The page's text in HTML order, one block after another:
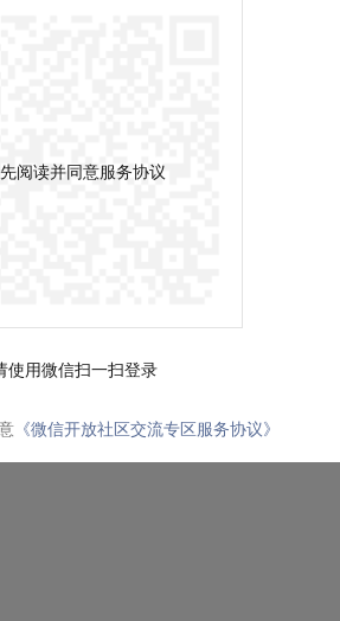
阅读并同意服务协议
使用微信扫一扫登录
《微信开放社区交流专区服务协议》